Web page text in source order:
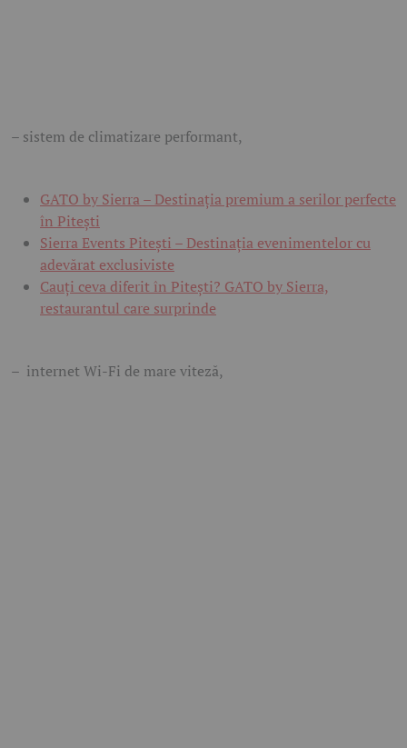
– sistem de climatizare performant,
GATO by Sierra – Destinația premium a serilor perfecte
în Pitești
Sierra Events Pitești – Destinația evenimentelor cu
adevărat exclusiviste
Cauți ceva diferit în Pitești? GATO by Sierra,
restaurantul care surprinde
– internet Wi-Fi de mare viteză,